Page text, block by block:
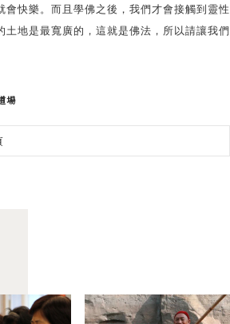
快樂。而且學佛之後，我們才會接觸到靈性
地是最寬廣的，這就是佛法，所以請讓我們
場